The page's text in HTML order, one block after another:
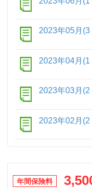
2023年05月(3
2023年04月(1
2023年03月(2
2023年02月(2
年間保険料